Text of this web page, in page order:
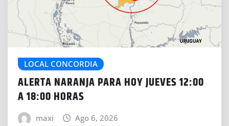
LOCAL CONCORDIA
ALERTA NARANJA PARA HOY JUEVES 12:00
A 18:00 HORAS
maxi Ago 6, 2026